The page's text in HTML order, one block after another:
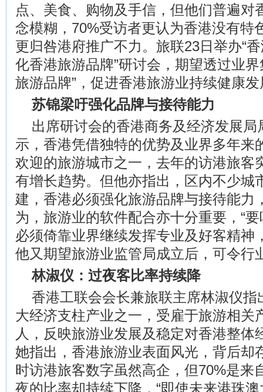
点、美食、购物及手信，但他们普遍对
念模糊，70%受访者更认为香港没有特
更归咎港府推广不力。旅联23日举办“
化香港旅游品牌”研讨会，期望透过业
旅游品牌”，促进香港旅游业持续健康
苏锦梁吁强化品牌与接待能力
出席研讨会的香港商务及经济发展
示，香港凭借独特的优势及业界多年来
欢迎的旅游城市之一，去年的访港旅客
有增长趋势。但他亦指出，区内不少城
建，香港必须强化旅游品牌与接待能力
为，旅游业的软件配合亦十分重要，“
必须倚靠业界继续发挥专业及好客精神
他又期望旅游业监管局成立后，可令行
林淑仪：过夜客比率持续降
香港工联会会长兼旅联主席林淑仪指
大经济支柱产业之一，受雇于旅游相关
人，反映旅游业发展及稳定对香港整体
她指出，香港旅游业表面风光，背后却
时访港旅客数字虽然高企，但70%是来
夜的比率却持续下降，“即使未来港珠